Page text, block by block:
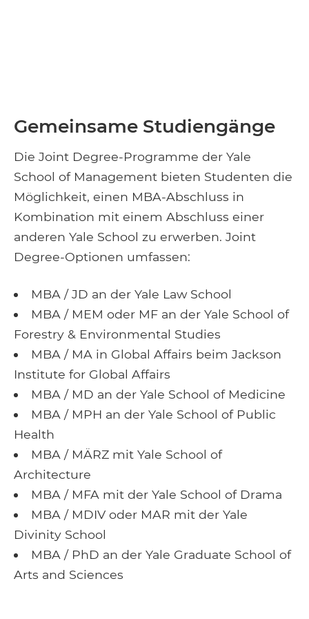
Gemeinsame Studiengänge
Die Joint Degree-Programme der Yale
School of Management bieten Studenten die
Möglichkeit, einen MBA-Abschluss in
Kombination mit einem Abschluss einer
anderen Yale School zu erwerben. Joint
Degree-Optionen umfassen:
MBA / JD an der Yale Law School
MBA / MEM oder MF an der Yale School of
Forestry & Environmental Studies
MBA / MA in Global Affairs beim Jackson
Institute for Global Affairs
MBA / MD an der Yale School of Medicine
MBA / MPH an der Yale School of Public
Health
MBA / MÄRZ mit Yale School of
Architecture
MBA / MFA mit der Yale School of Drama
MBA / MDIV oder MAR mit der Yale
Divinity School
MBA / PhD an der Yale Graduate School of
Arts and Sciences